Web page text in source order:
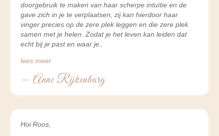
doorgebruik te maken van haar scherpe intuïtie en de
gave zich in je te verplaatsen, zij kan hierdoor haar
vinger precies op de zere plek leggen en die zere plek
samen met je helen. Zodat je het leven kan leiden dat
echt bij je past en waar je
lees meer
— Anne Rijkenbarg
Hoi Roos,